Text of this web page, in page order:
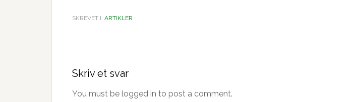
SKREVET I: ARTIKLER
Skriv et svar
You must be logged in to post a comment.